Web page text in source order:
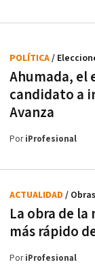
Ahumada, el
candidato a
Avanza
POLÍTICA/
PoriProfesional
La obra de
más rápido
ACTUALIDAD / Obras
PoriProfesional